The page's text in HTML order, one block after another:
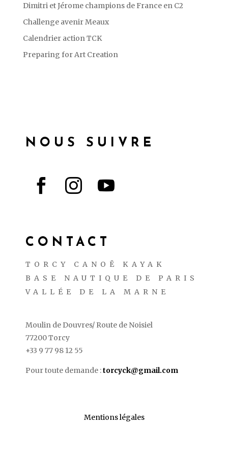
Dimitri et Jérome champions de France en C2
Challenge avenir Meaux
Calendrier action TCK
Preparing for Art Creation
NOUS SUIVRE
  
CONTACT
TORCY CANOË KAYAK
BASE NAUTIQUE DE PARIS
VALLÉE DE LA MARNE
Moulin de Douvres/ Route de Noisiel
77200 Torcy
+33 9 77 98 12 55
Pour toute demande :torcyck@gmail.com
Mentions légales